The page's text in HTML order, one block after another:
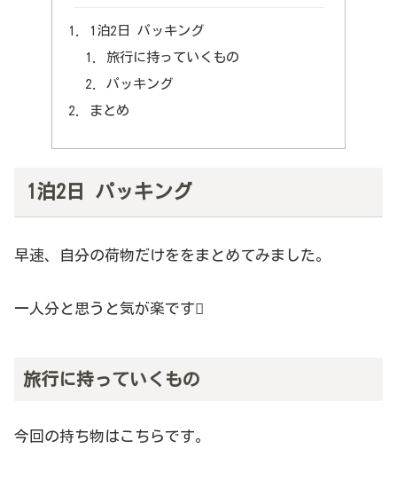
1泊2日 パッキング
旅行に持っていくもの
パッキング
まとめ
1泊2日 パッキング
早速、自分の荷物だけををまとめてみました。
一人分と思うと気が楽です
旅行に持っていくもの
今回の持ち物はこちらです。